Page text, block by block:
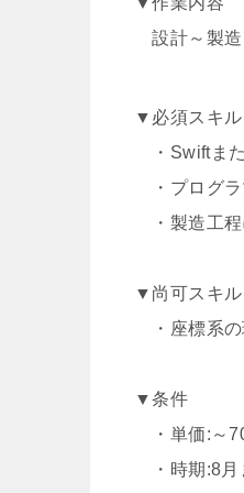
設計～製造
▼必須スキル
・Swiftま
・プログラ
・製造工程
▼尚可スキル
・座標系の
▼条件
・単価:～
・時期:8月